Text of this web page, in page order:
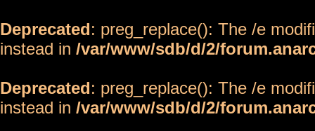
Deprecated: preg_replace(): The /e
instead in /var/www/sdb/d/2/
Deprecated: preg_replace(): The /e
instead in /var/www/sdb/d/2/